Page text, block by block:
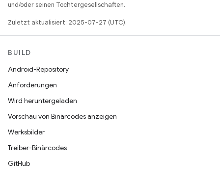
und/oder seinen Tochtergesellschaften.
Zuletzt aktualisiert: 2025-07-27 (UTC).
BUILD
Android-Repository
Anforderungen
Wird heruntergeladen
Vorschau von Binärcodes anzeigen
Werksbilder
Treiber-Binärcodes
GitHub